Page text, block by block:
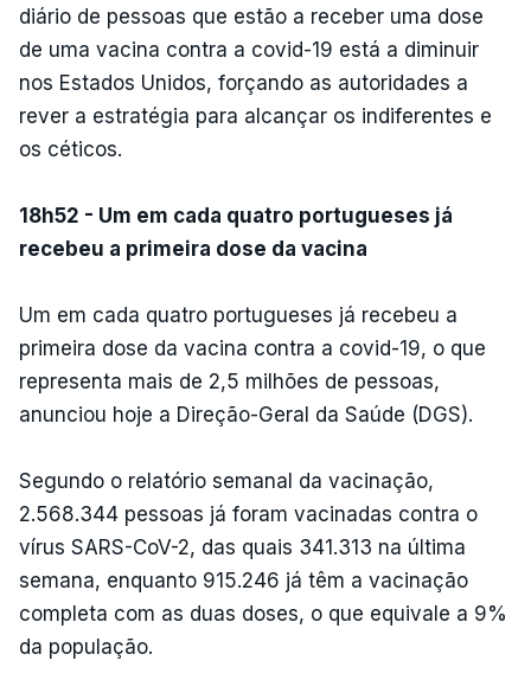
diário de pessoas que estão a receber uma dose
de uma vacina contra a covid-19 está a diminuir
nos Estados Unidos, forçando as autoridades a
rever a estratégia para alcançar os indiferentes e
os céticos.
18h52 - Um em cada quatro portugueses já
recebeu a primeira dose da vacina
Um em cada quatro portugueses já recebeu a
primeira dose da vacina contra a covid-19, o que
representa mais de 2,5 milhões de pessoas,
anunciou hoje a Direção-Geral da Saúde (DGS).
Segundo o relatório semanal da vacinação,
2.568.344 pessoas já foram vacinadas contra o
vírus SARS-CoV-2, das quais 341.313 na última
semana, enquanto 915.246 já têm a vacinação
completa com as duas doses, o que equivale a 9%
da população.